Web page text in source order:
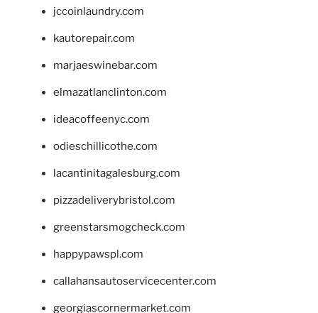
jccoinlaundry.com
kautorepair.com
marjaeswinebar.com
elmazatlanclinton.com
ideacoffeenyc.com
odieschillicothe.com
lacantinitagalesburg.com
pizzadeliverybristol.com
greenstarsmogcheck.com
happypawspl.com
callahansautoservicecenter.com
georgiascornermarket.com